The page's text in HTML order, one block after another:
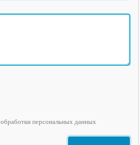
обработки персональных данных